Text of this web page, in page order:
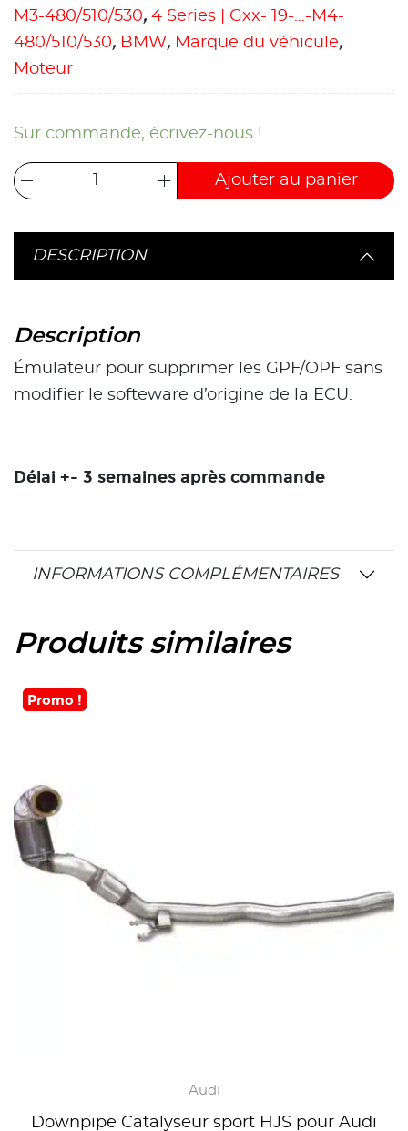
M3-480/510/530, 4 Series | Gxx- 19-...-M4-
480/510/530, BMW, Marque du véhicule,
Moteur
Sur commande, écrivez-nous !
Ajouter au panier
DESCRIPTION
Description
Émulateur pour supprimer les GPF/OPF sans
modifier le softeware d’origine de la ECU.
Délai +- 3 semaines après commande
INFORMATIONS COMPLÉMENTAIRES
Produits similaires
Promo !
Audi
Downpipe Catalyseur sport HJS pour Audi